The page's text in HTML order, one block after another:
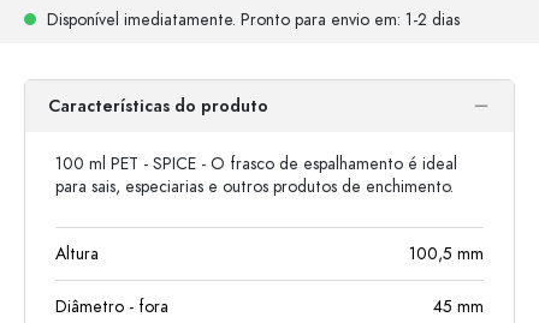
Disponível imediatamente. Pronto para envio em: 1-2 dias
Características do produto
100 ml PET - SPICE - O frasco de espalhamento é ideal
para sais, especiarias e outros produtos de enchimento.
Altura 100,5 mm
Diâmetro - fora 45 mm